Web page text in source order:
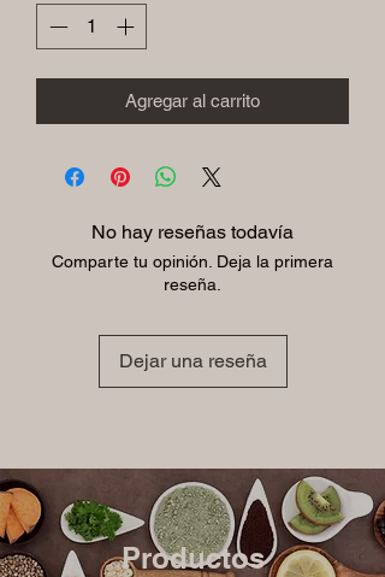
Agregar al carrito
No hay reseñas todavía
Comparte tu opinión. Deja la primera
reseña.
Dejar una reseña
Productos